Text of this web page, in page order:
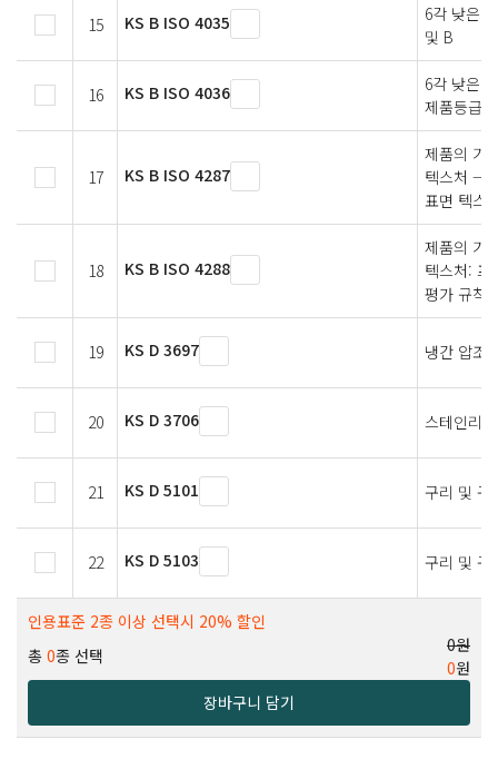
15 KS B ISO 4035
6각 낮은
및 B
16 KS B ISO 4036
6각 낮은
제품등급 B
17 KS B ISO 4287
제품의 기
텍스처 —
표면 텍스
18 KS B ISO 4288
제품의 기
텍스처:
평가 규칙
19 KS D 3697 냉간 압조
20 KS D 3706 스테인리
21 KS D 5101 구리 및 구
22 KS D 5103 구리 및 구
인용표준 2종 이상 선택시 20% 할인
총 0종 선택
0원
0원
장바구니 담기